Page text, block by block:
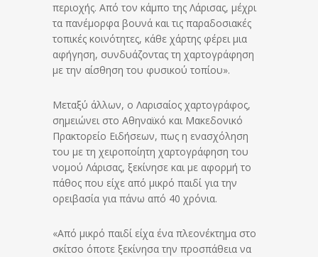
περιοχής. Από τον κάμπο της Λάρισας, μέχρι
τα πανέμορφα βουνά και τις παραδοσιακές
τοπικές κοινότητες, κάθε χάρτης φέρει μια
αφήγηση, συνδυάζοντας τη χαρτογράφηση
με την αίσθηση του φυσικού τοπίου».
Μεταξύ άλλων, ο Λαρισαίος χαρτογράφος,
σημειώνει στο Αθηναϊκό και Μακεδονικό
Πρακτορείο Ειδήσεων, πως η ενασχόληση
του με τη χειροποίητη χαρτογράφηση του
νομού Λάρισας, ξεκίνησε και με αφορμή το
πάθος που είχε από μικρό παιδί για την
ορειβασία για πάνω από 40 χρόνια.
«Από μικρό παιδί είχα ένα πλεονέκτημα στο
σκίτσο όποτε ξεκίνησα την προσπάθεια να